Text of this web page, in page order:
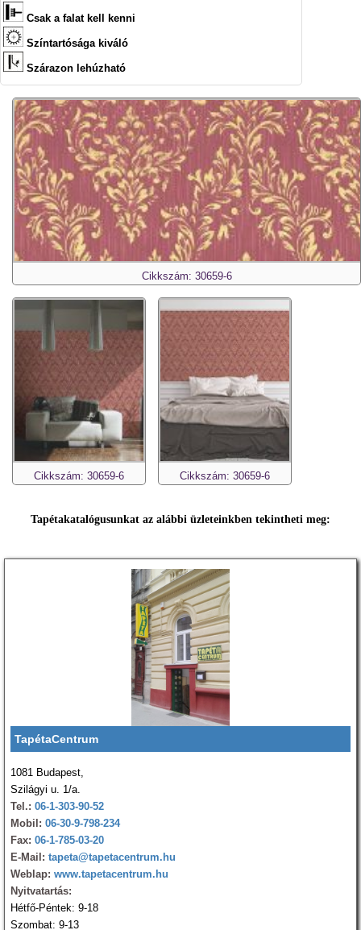
Csak a falat kell kenni
Színtartósága kiváló
Szárazon lehúzható
Cikkszám: 30659-6
Cikkszám: 30659-6 Cikkszám: 30659-6
Tapétakatalógusunkat az alábbi üzleteinkben tekintheti meg:
TapétaCentrum
1081 Budapest,
Szilágyi u. 1/a.
Tel.: 06-1-303-90-52
Mobil: 06-30-9-798-234
Fax: 06-1-785-03-20
E-Mail: tapeta@tapetacentrum.hu
Weblap: www.tapetacentrum.hu
Nyitvatartás:
Hétfő-Péntek: 9-18
Szombat: 9-13